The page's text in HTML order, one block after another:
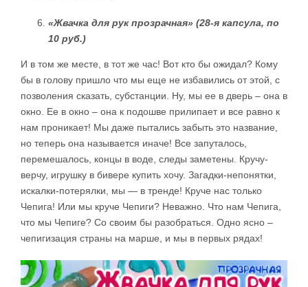
«Жвачка для рук прозрачная» (28-я капсула, по
10 руб.)
И в том же месте, в тот же час! Вот кто бы ожидал? Кому
бы в голову пришло что мы еще не избавились от этой, с
позволения сказать, субстанции. Ну, мы ее в дверь – она в
окно. Ее в окно – она к подошве прилипает и все равно к
нам проникает! Мы даже пытались забыть это название,
но теперь она называется иначе! Все запуталось,
перемешалось, концы в воде, следы заметены. Кручу-
верчу, игрушку в бивере купить хочу. Загадки-непонятки,
искалки-потерялки, мы — в тренде! Круче нас только
Чепига! Или мы круче Чепиги? Неважно. Что нам Чепига,
что мы Чепиге? Со своим бы разобраться. Одно ясно –
чепигизация страны на марше, и мы в первых рядах!